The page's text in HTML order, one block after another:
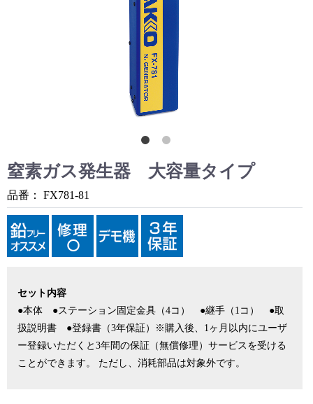
窒素ガス発生器 大容量タイプ
品番： FX781-81
セット内容
●本体 ●ステーション固定金具（4コ） ●継手（1コ） ●取
扱説明書 ●登録書（3年保証）※購入後、1ヶ月以内にユーザ
ー登録いただくと3年間の保証（無償修理）サービスを受ける
ことができます。 ただし、消耗部品は対象外です。